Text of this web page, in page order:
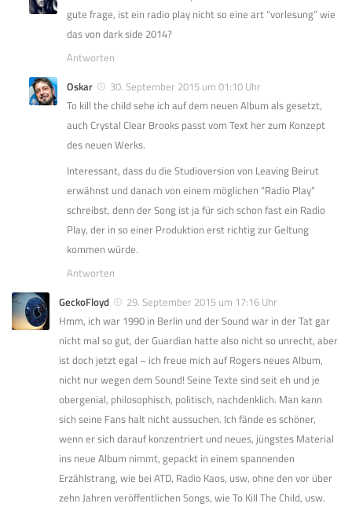
gute frage, ist ein radio play nicht so eine art “vorlesung” wie
das von dark side 2014?
Antworten
Oskar
30. September 2015 um 01:10 Uhr
To kill the child sehe ich auf dem neuen Album als gesetzt,
auch Crystal Clear Brooks passt vom Text her zum Konzept
des neuen Werks.
Interessant, dass du die Studioversion von Leaving Beirut
erwähnst und danach von einem möglichen “Radio Play”
schreibst, denn der Song ist ja für sich schon fast ein Radio
Play, der in so einer Produktion erst richtig zur Geltung
kommen würde.
Antworten
GeckoFloyd
29. September 2015 um 17:16 Uhr
Hmm, ich war 1990 in Berlin und der Sound war in der Tat gar
nicht mal so gut, der Guardian hatte also nicht so unrecht, aber
ist doch jetzt egal – ich freue mich auf Rogers neues Album,
nicht nur wegen dem Sound! Seine Texte sind seit eh und je
obergenial, philosophisch, politisch, nachdenklich. Man kann
sich seine Fans halt nicht aussuchen. Ich fände es schöner,
wenn er sich darauf konzentriert und neues, jüngstes Material
ins neue Album nimmt, gepackt in einem spannenden
Erzählstrang, wie bei ATD, Radio Kaos, usw, ohne den vor über
zehn Jahren veröffentlichen Songs, wie To Kill The Child, usw.